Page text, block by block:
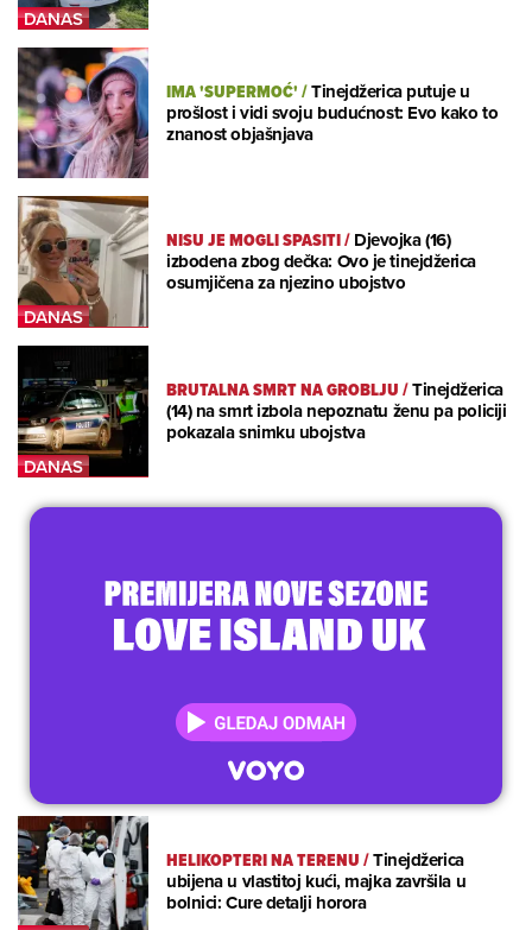
IMA 'SUPERMOĆ'/Tinejdžerica putuje u
prošlost i vidi svoju budućnost: Evo kako to
znanost objašnjava
NISU JE MOGLI SPASITI/Djevojka (16)
izbodena zbog dečka: Ovo je tinejdžerica
osumjičena za njezino ubojstvo
BRUTALNA SMRT NA GROBLJU/Tinejdžerica
(14) na smrt izbola nepoznatu ženu pa policiji
pokazala snimku ubojstva
HELIKOPTERI NA TERENU/Tinejdžerica
ubijena u vlastitoj kući, majka završila u
bolnici: Cure detalji horora